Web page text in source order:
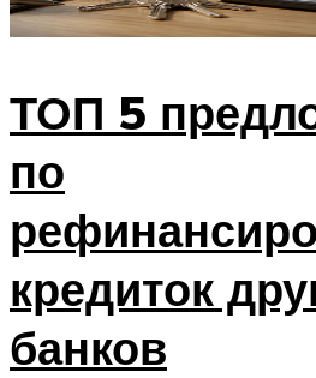
ТОП 5
по
кредиток
банков